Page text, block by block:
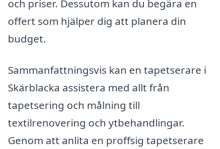
och priser. Dessutom kan du begära en
offert som hjälper dig att planera din
budget.
Sammanfattningsvis kan en tapetserare i
Skärblacka assistera med allt från
tapetsering och målning till
textilrenovering och ytbehandlingar.
Genom att anlita en proffsig tapetserare